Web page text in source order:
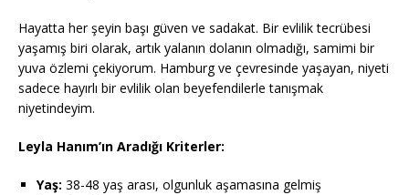
Hayatta her şeyin başı güven ve sadakat. Bir evlilik tecrübesi
yaşamış biri olarak, artık yalanın dolanın olmadığı, samimi bir
yuva özlemi çekiyorum. Hamburg ve çevresinde yaşayan, niyeti
sadece hayırlı bir evlilik olan beyefendilerle tanışmak
niyetindeyim.
Leyla Hanım’ın Aradığı Kriterler:
Yaş: 38-48 yaş arası, olgunluk aşamasına gelmiş